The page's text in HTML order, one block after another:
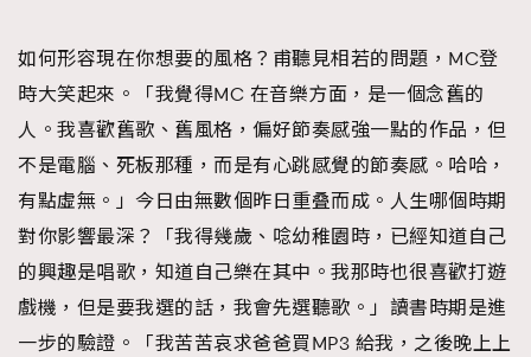
如何形容現在你想要的風格？甫聽見相若的問題，MC登
時大笑起來。「我覺得MC 在音樂方面，是一個念舊的
人。我喜歡舊歌、舊風格，偏好節奏感強一點的作品，但
不是電腦、死板那種，而是有心跳感覺的節奏感。哈哈，
有點虛無。」今日由無數個昨日重叠而成。人生哪個時期
對你影響最深？「我得幾歲、唸幼稚園時，已經知道自己
的興趣是唱歌，知道自己樂在其中。我那時也很喜歡打遊
戲機，但是要我選的話，我會先選聽歌。」讀書時期是進
一步的驗證。「我苦苦哀求爸爸買MP3 給我，之後晚上上